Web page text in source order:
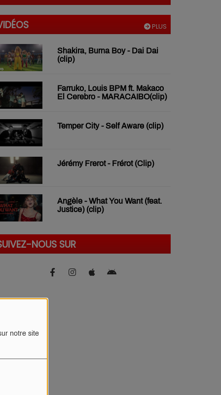
notre site
PLUS
Shakira, Burna Boy - Dai Dai
(clip)
Farruko, Louis BPM ft. Makaco
El Cerebro - MARACAIBO(clip)
Temper City - Self Aware (clip)
Jérémy Frerot - Frérot (Clip)
Angèle - What You Want (feat.
Justice) (clip)
NOUS SUR